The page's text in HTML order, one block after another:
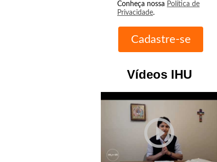
Conheça nossa Política de
Privacidade.
Vídeos IHU
play_circle_outline